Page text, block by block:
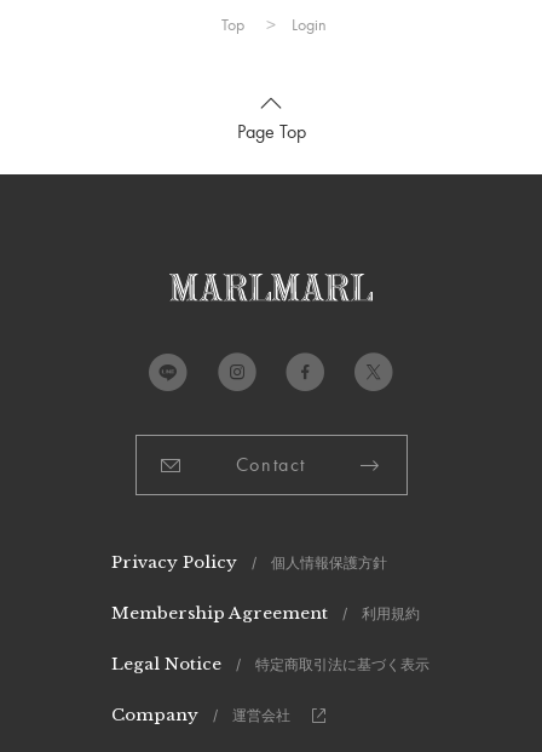
Top Login
Page Top
Contact
Privacy Policy / 個人情報保護方針
Membership Agreement / 利用規約
Legal Notice / 特定商取引法に基づく表示
Company / 運営会社